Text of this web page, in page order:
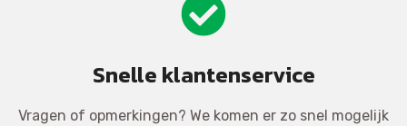
Snelle klantenservice
Vragen of opmerkingen? We komen er zo snel mogelijk